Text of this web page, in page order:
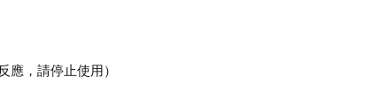
，請停止使用）